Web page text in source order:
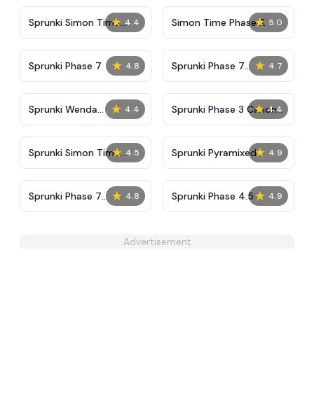
★ 4.4
Sprunki Simon Time
Phase 2
★ 5.0
Simon Time Phase 2
★ 4.8
Sprunki Phase 7 ★ 4.7
Sprunki Phase 7
Definitive (Fanmade)
★ 4.4
Sprunki Wenda
Treatment Phase 40
★ 4.4
Sprunki Phase 3 Canon
Edition
★ 4.5
Sprunki Simon Time
PHASE 3
★ 4.9
Sprunki Pyramixed
Phase 2 Remake
★ 4.8
Sprunki Phase 7
Remastered
★ 4.9
Sprunki Phase 4.5
Advertisement